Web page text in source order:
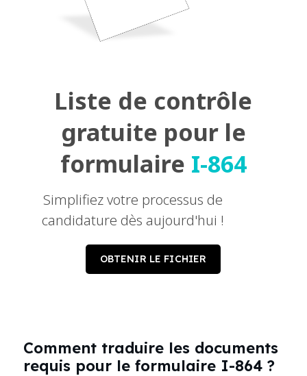
Liste de contrôle
gratuite pour le
formulaire I-864
Simplifiez votre processus de
candidature dès aujourd'hui !
OBTENIR LE FICHIER
Comment traduire les documents
requis pour le formulaire I-864 ?